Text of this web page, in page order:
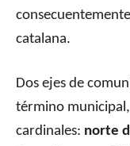
catalana.
Dos ejes de
término
cardinales: norte